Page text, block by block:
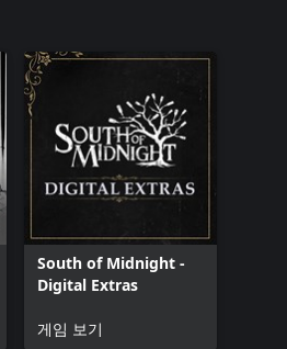
South of Midnight -
Digital Extras
게임 보기